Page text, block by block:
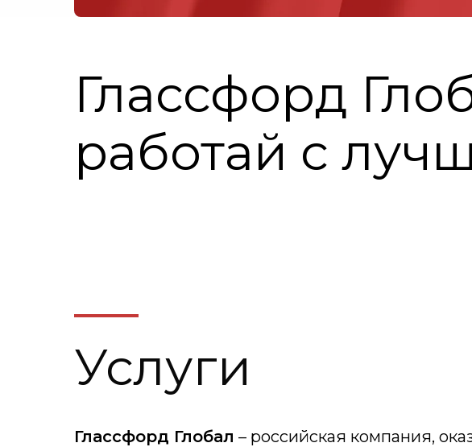
Глассфорд
работай с
Услуги
Глассфорд Глобал – российская компания,